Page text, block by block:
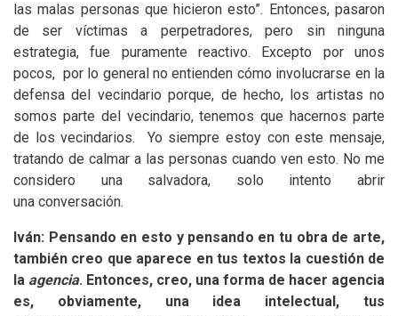
las malas personas que hicieron esto”. Entonces, pasaron
de ser víctimas a perpetradores, pero sin ninguna
estrategia, fue puramente reactivo. Excepto por unos
pocos, por lo general no entienden cómo involucrarse en la
defensa del vecindario porque, de hecho, los artistas no
somos parte del vecindario, tenemos que hacernos parte
de los vecindarios. Yo siempre estoy con este mensaje,
tratando de calmar a las personas cuando ven esto. No me
considero una salvadora, solo intento abrir
una conversación.
Iván: Pensando en esto y pensando en tu obra de arte,
también creo que aparece en tus textos la cuestión de
la agencia. Entonces, creo, una forma de hacer agencia
es, obviamente, una idea intelectual, tus